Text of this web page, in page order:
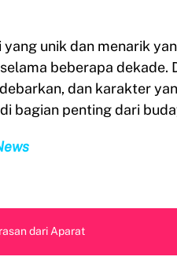
unik dan menarik
beberapa dekade.
dan karakter
bagian penting dari
dari Aparat